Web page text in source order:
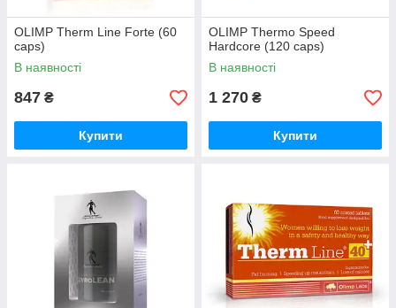
OLIMP Therm Line Forte (60
caps)
В наявності
847 ₴
Купити
OLIMP Thermo Speed
Hardcore (120 caps)
В наявності
1 270 ₴
Купити